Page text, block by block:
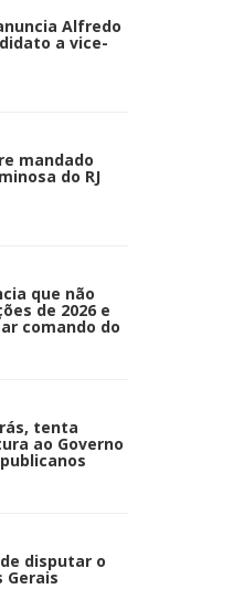
Alfredo
a vice-
mandado
do RJ
que não
de 2026 e
comando do
tenta
ao Governo
disputar o
Gerais